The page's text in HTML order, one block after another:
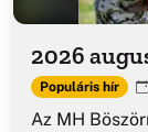
2026
Populáris hír
Az MH